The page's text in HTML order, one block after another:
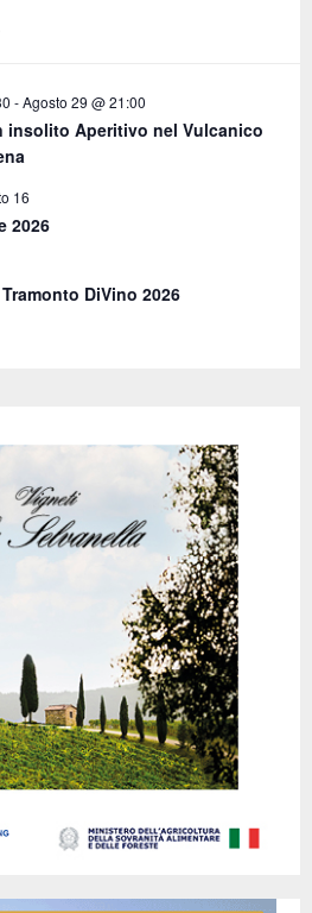
-Agosto 29 @ 21:00
insolito Aperitivo nel Vulcanico
16
2026
DiVino 2026